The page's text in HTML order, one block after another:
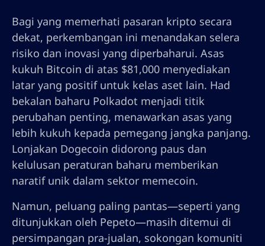
Bagi yang memerhati pasaran kripto secara
dekat, perkembangan ini menandakan selera
risiko dan inovasi yang diperbaharui. Asas
kukuh Bitcoin di atas $81,000 menyediakan
latar yang positif untuk kelas aset lain. Had
bekalan baharu Polkadot menjadi titik
perubahan penting, menawarkan asas yang
lebih kukuh kepada pemegang jangka panjang.
Lonjakan Dogecoin didorong paus dan
kelulusan peraturan baharu memberikan
naratif unik dalam sektor memecoin.
Namun, peluang paling pantas—seperti yang
ditunjukkan oleh Pepeto—masih ditemui di
persimpangan pra-jualan, sokongan komuniti